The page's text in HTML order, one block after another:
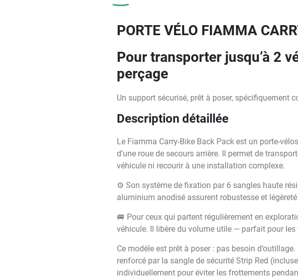
PORTE VÉLO FIAMMA
Pour transporter jusqu’à 2
perçage
Un support sécurisé, prêt à poser, spécifiquement
Description détaillée
Le Fiamma Carry-Bike Back Pack est un porte-
d’une roue de secours arrière. Il permet de
véhicule ni recourir à une installation complexe.
⚙️ Son système de fixation par 6 sangles haute
aluminium anodisé assurent robustesse et
🚐 Pour ceux qui partent régulièrement en
véhicule. Il libère du volume utile — parfait pour
Ce modèle est prêt à poser : pas besoin
renforcé par la sangle de sécurité Strip Red
individuellement pour éviter les frottements